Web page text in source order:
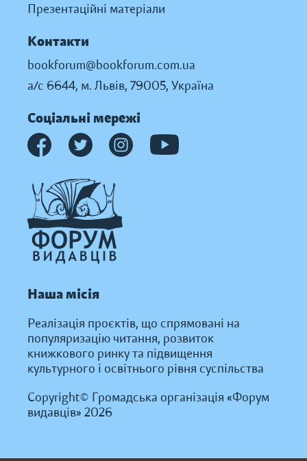
Презентаційні матеріали
Контакти
bookforum@bookforum.com.ua
а/с 6644, м. Львів, 79005, Україна
Соціальні мережі
Наша місія
Реалізація проєктів, що спрямовані на
популяризацію читання, розвиток
книжкового ринку та підвищення
культурного і освітнього рівня суспільства
Copyright© Громадська організація «Форум
видавців» 2026